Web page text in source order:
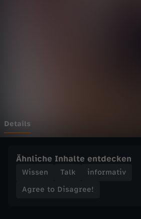
r
e
!
Details
Ähnliche Inhalte entdecken
Wissen Talk
informativ
Agree to Disagree!